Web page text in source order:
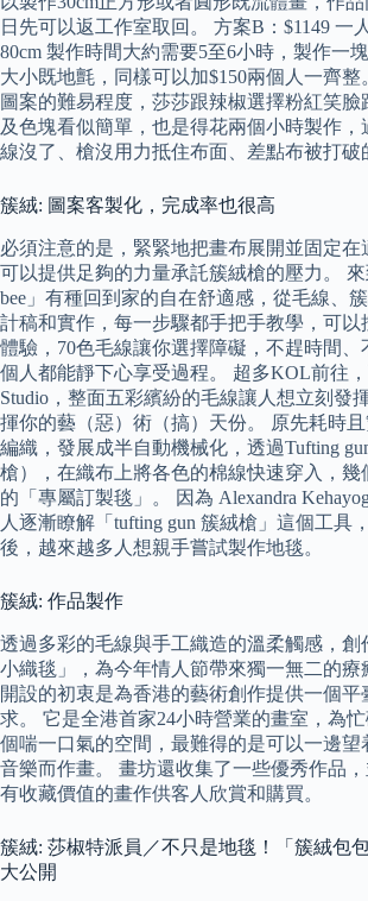
日先可以返工作室取回。 方案B：$1149 一
80cm 製作時間大約需要5至6小時，製作一
大小既地氈，同樣可以加$150兩個人一齊
圖案的難易程度，莎莎跟辣椒選擇粉紅笑臉
及色塊看似簡單，也是得花兩個小時製作
線沒了、槍沒用力抵住布面、差點布被打破
簇絨: 圖案客製化，完成率也很高
必須注意的是，緊緊地把畫布展開並固定在
可以提供足夠的力量承託簇絨槍的壓力。 來
bee」有種回到家的自在舒適感，從毛線、
計稿和實作，每一步驟都手把手教學，可以
體驗，70色毛線讓你選擇障礙，不趕時間
個人都能靜下心享受過程。 超多KOL前往
Studio，整面五彩繽紛的毛線讓人想立刻發
揮你的藝（惡）術（搞）天份。 原先耗時
編織，發展成半自動機械化，透過Tufting
槍），在織布上將各色的棉線快速穿入，幾
的「專屬訂製毯」。 因為 Alexandra
人逐漸瞭解「tufting gun 簇絨槍」這個工具
後，越來越多人想親手嘗試製作地毯。
簇絨: 作品製作
透過多彩的毛線與手工織造的溫柔觸感，創
小織毯」，為今年情人節帶來獨一無二的療
開設的初衷是為香港的藝術創作提供一個平
求。 它是全港首家24小時營業的畫室，為
個喘一口氣的空間，最難得的是可以一邊望
音樂而作畫。 畫坊還收集了一些優秀作品
有收藏價值的畫作供客人欣賞和購買。
簇絨: 莎椒特派員／不只是地毯！「簇絨包
大公開